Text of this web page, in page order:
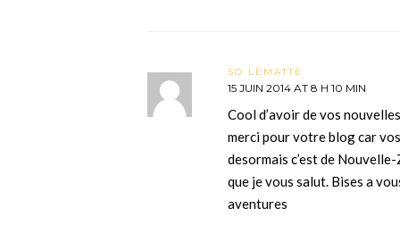
SO LEMATTE
15 JUIN 2014 AT 8 H 10 MIN
Cool d’avoir de vos
merci pour votre blog car
desormais c’est de
que je vous salut. Bises a
aventures